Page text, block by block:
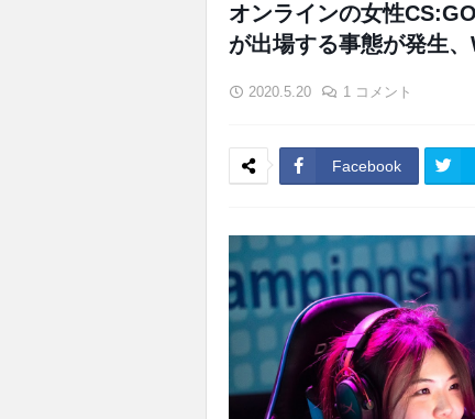
オンラインの女性
が出場する事態が発生
2020.5.20 1 コメント
Facebook